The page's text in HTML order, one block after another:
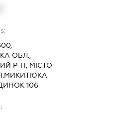
ОБЛ.,
Р-Н, МІСТО
106